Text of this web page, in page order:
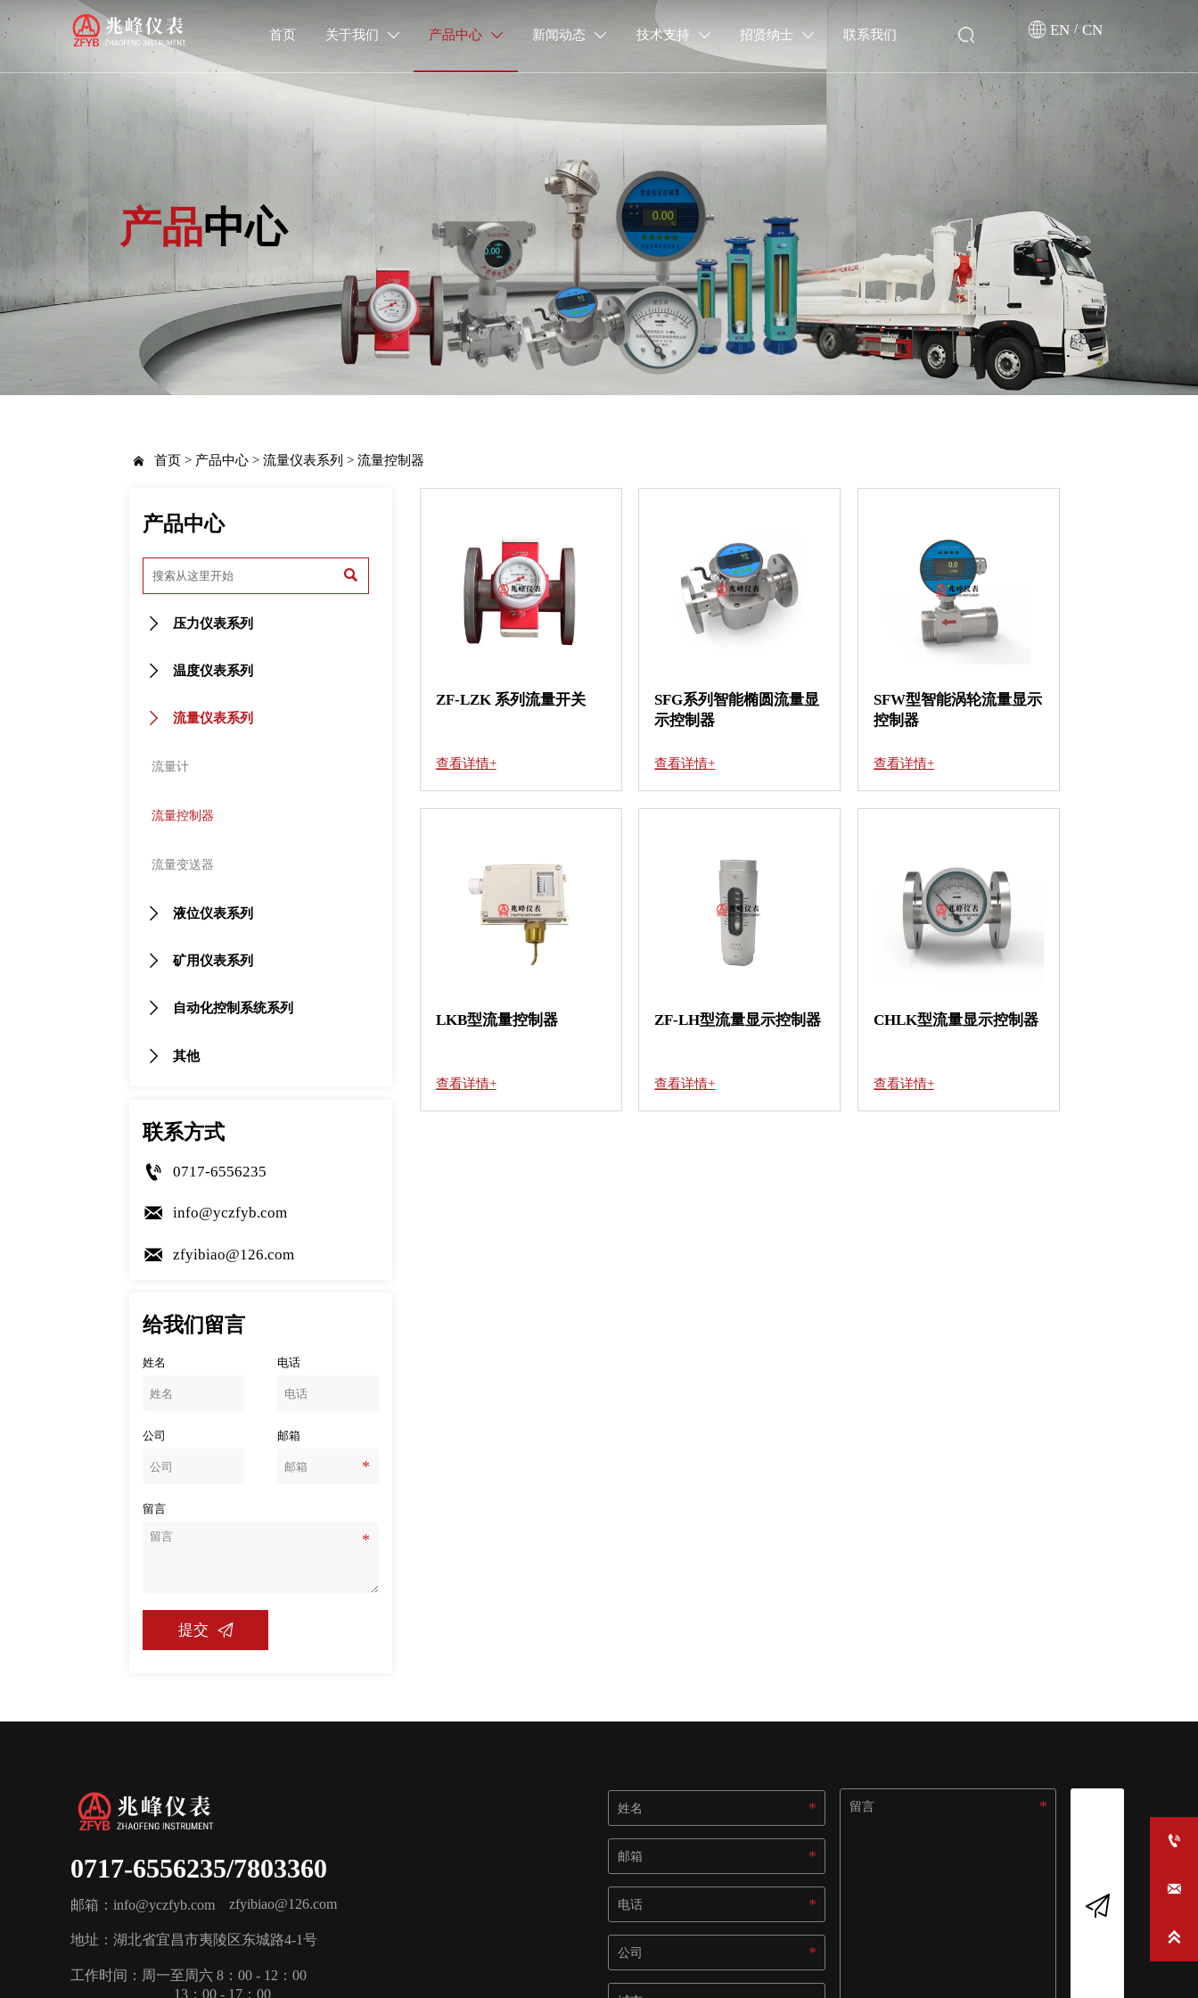
首页 关于我们  产品中心  新闻动态  技术支持  招贤纳士  联系我们 EN / CN
产品中心
 首页 > 产品中心 >流量仪表系列 >流量控制器
产品中心

 压力仪表系列
 温度仪表系列
 流量仪表系列
流量计
流量控制器
流量变送器
 液位仪表系列
 矿用仪表系列
 自动化控制系统系列
 其他
联系方式
 0717-6556235
 info@yczfyb.com
 zfyibiao@126.com
给我们留言
姓名 电话
公司 邮箱
留言
提交 
ZF-LZK 系列流量开关
查看详情+
SFG系列智能椭圆流量显
示控制器
查看详情+
SFW型智能涡轮流量显示
控制器
查看详情+
LKB型流量控制器
查看详情+
ZF-LH型流量显示控制器
查看详情+
CHLK型流量显示控制器
查看详情+
0717-6556235/7803360
邮箱：info@yczfyb.com zfyibiao@126.com
地址：湖北省宜昌市夷陵区东城路4-1号
工作时间：周一至周六 8：00 - 12：00
13：00 - 17：00



